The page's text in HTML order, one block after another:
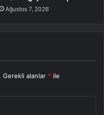
Ağustos 7, 2026
Gerekli alanlar * ile